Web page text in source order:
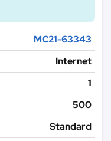
MC21-63343
Internet
1
500
Standard